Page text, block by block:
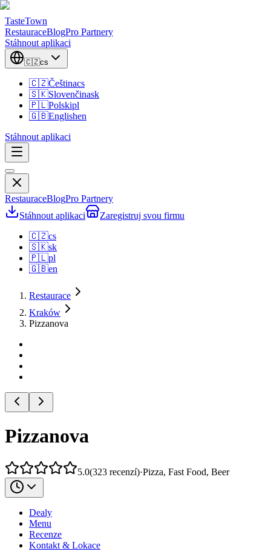
TasteTown
RestauraceBlogPro Partnery
Stáhnout aplikaci
🇨🇿cs
🇨🇿Češtinacs
🇸🇰Slovenčinask
🇵🇱Polskipl
🇬🇧Englishen
Stáhnout aplikaci
RestauraceBlogPro Partnery
Stáhnout aplikaci
Zaregistruj svou firmu
🇨🇿cs
🇸🇰sk
🇵🇱pl
🇬🇧en
Restaurace
Kraków
Pizzanova
Pizzanova
5.0(323 recenzí)·Pizza, Fast Food, Beer
Dealy
Menu
Recenze
Kontakt & Lokace